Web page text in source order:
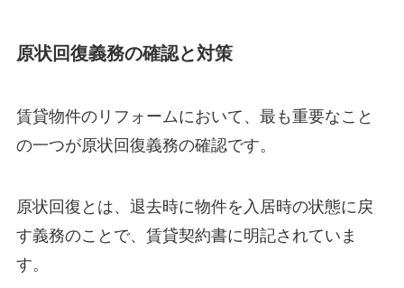
原状回復義務の確認と対策
賃貸物件のリフォームにおいて、最も重要なこと
の一つが原状回復義務の確認です。
原状回復とは、退去時に物件を入居時の状態に戻
す義務のことで、賃貸契約書に明記されていま
す。